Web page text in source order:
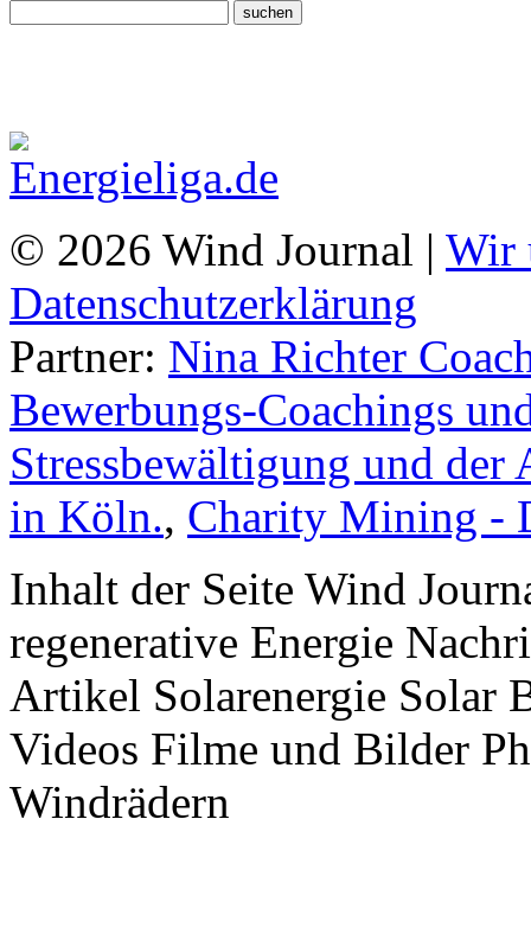
© 2026 Wind Journal | Wir
Datenschutzerklärung
Partner: Nina Richter
Bewerbungs-Coachings
Stressbewältigung und
in Köln., Charity Mining -
Inhalt der Seite Wind
regenerative Energie
Artikel Solarenergie Solar
Videos Filme und Bilder
Windrädern